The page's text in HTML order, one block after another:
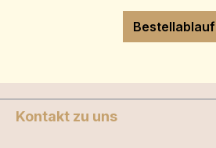
Bestellablauf
Kontakt zu uns